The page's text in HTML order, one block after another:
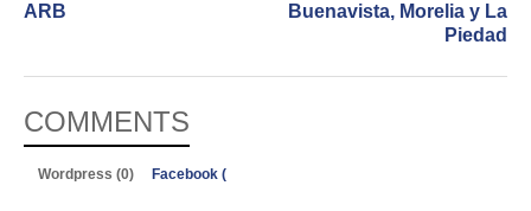
ARB
Buenavista, Morelia y La
Piedad
COMMENTS
Wordpress (0) Facebook (